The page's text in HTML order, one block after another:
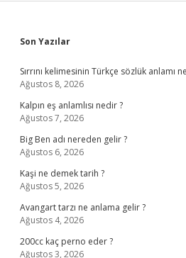
Sidebar
Son Yazılar
Sırrını kelimesinin Türkçe sözlük anlamı
Ağustos 8, 2026
Kalpın eş anlamlısı nedir ?
Ağustos 7, 2026
Big Ben adı nereden gelir ?
Ağustos 6, 2026
Kaşi ne demek tarih ?
Ağustos 5, 2026
Avangart tarzı ne anlama gelir ?
Ağustos 4, 2026
200cc kaç perno eder ?
Ağustos 3, 2026